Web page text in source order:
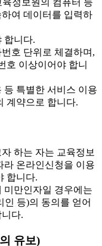
여 데이터를 입력하
합니다.
호 단위로 체결하며,
호 이상이어야 합니
특별한 서비스 이용
계약으로 합니다.
하는 자는 교육정보
라 온라인신청을 이용
합니다.
만인자일 경우에는
인 등)의 동의를 얻어
다.
유보)